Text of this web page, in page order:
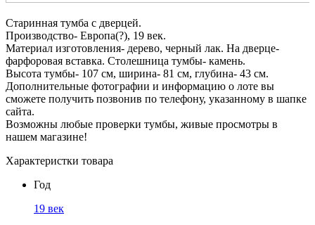
Старинная тумба с дверцей.
Производство- Европа(?), 19 век.
Материал изготовления- дерево, черный лак. На дверце-
фарфоровая вставка. Столешница тумбы- камень.
Высота тумбы- 107 см, ширина- 81 см, глубина- 43 см.
Дополнительные фотографии и информацию о лоте вы
сможете получить позвонив по телефону, указанному в шапке
сайта.
Возможны любые проверки тумбы, живые просмотры в
нашем магазине!
Характеристки товара
Год
19 век